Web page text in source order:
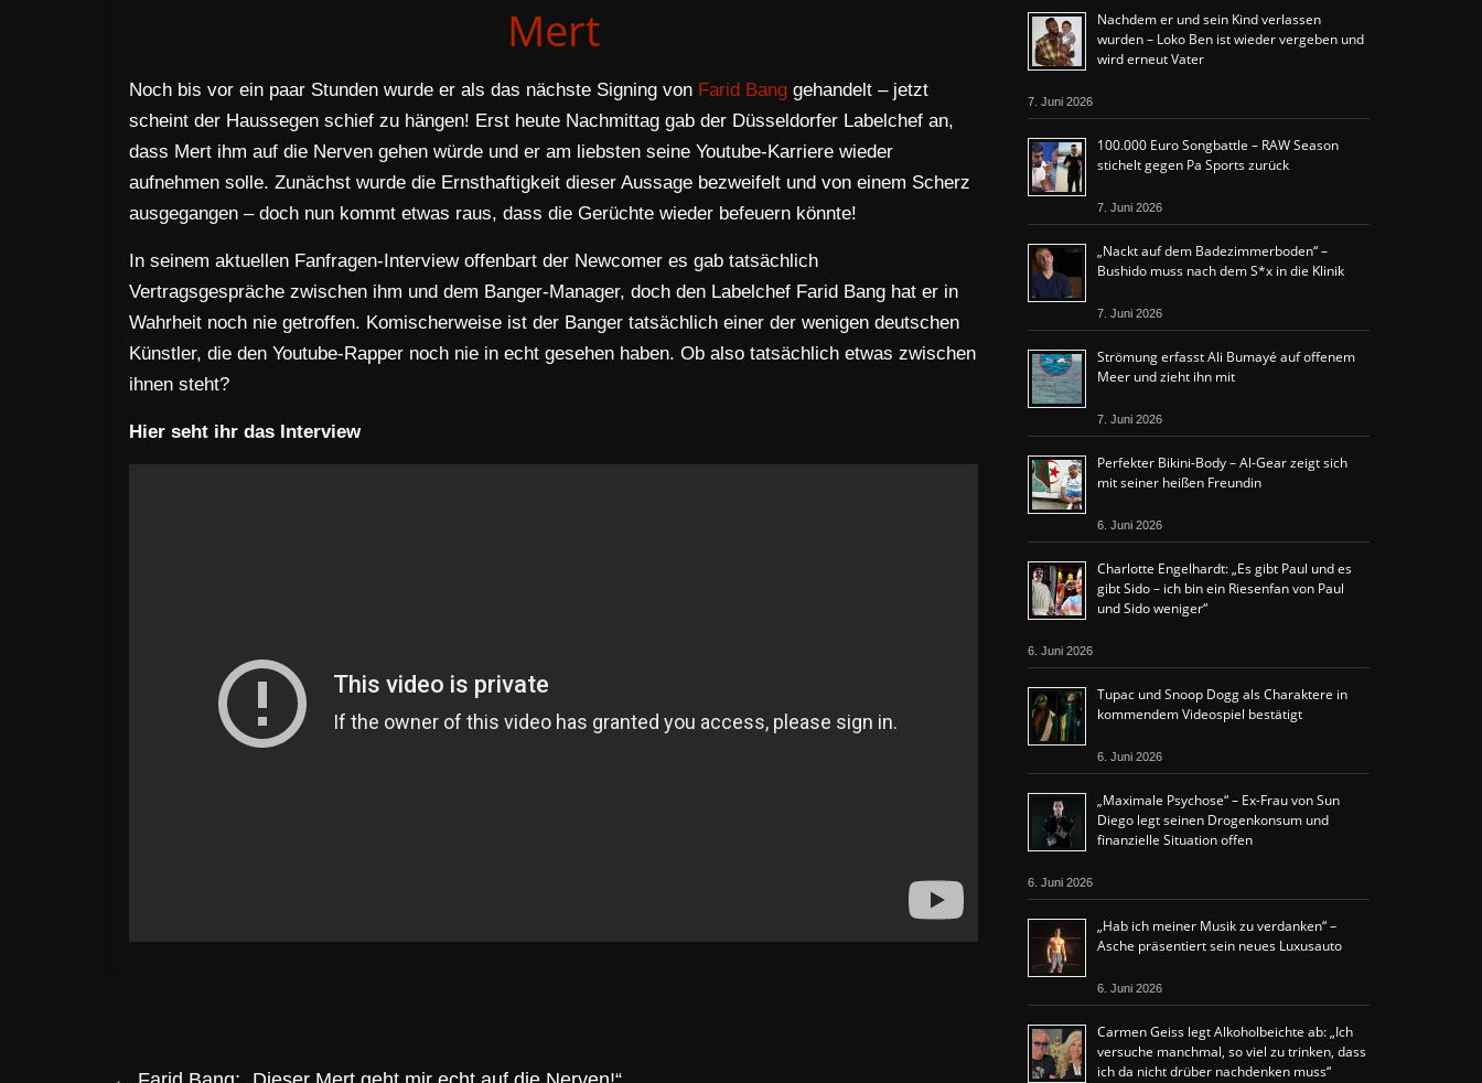
Mert
Noch bis vor ein paar Stunden wurde er als das nächste Signing von Farid Bang gehandelt – jetzt
scheint der Haussegen schief zu hängen! Erst heute Nachmittag gab der Düsseldorfer Labelchef an,
dass Mert ihm auf die Nerven gehen würde und er am liebsten seine Youtube-Karriere wieder
aufnehmen solle. Zunächst wurde die Ernsthaftigkeit dieser Aussage bezweifelt und von einem Scherz
ausgegangen – doch nun kommt etwas raus, dass die Gerüchte wieder befeuern könnte!
In seinem aktuellen Fanfragen-Interview offenbart der Newcomer es gab tatsächlich
Vertragsgespräche zwischen ihm und dem Banger-Manager, doch den Labelchef Farid Bang hat er in
Wahrheit noch nie getroffen. Komischerweise ist der Banger tatsächlich einer der wenigen deutschen
Künstler, die den Youtube-Rapper noch nie in echt gesehen haben. Ob also tatsächlich etwas zwischen
ihnen steht?
Hier seht ihr das Interview
Nachdem er und sein Kind verlassen
wurden – Loko Ben ist wieder vergeben und
wird erneut Vater
7. Juni 2026
100.000 Euro Songbattle – RAW Season
stichelt gegen Pa Sports zurück
7. Juni 2026
„Nackt auf dem Badezimmerboden“ –
Bushido muss nach dem S*x in die Klinik
7. Juni 2026
Strömung erfasst Ali Bumayé auf offenem
Meer und zieht ihn mit
7. Juni 2026
Perfekter Bikini-Body – Al-Gear zeigt sich
mit seiner heißen Freundin
6. Juni 2026
Charlotte Engelhardt: „Es gibt Paul und es
gibt Sido – ich bin ein Riesenfan von Paul
und Sido weniger“
6. Juni 2026
Tupac und Snoop Dogg als Charaktere in
kommendem Videospiel bestätigt
6. Juni 2026
„Maximale Psychose“ – Ex-Frau von Sun
Diego legt seinen Drogenkonsum und
finanzielle Situation offen
6. Juni 2026
„Hab ich meiner Musik zu verdanken“ –
Asche präsentiert sein neues Luxusauto
6. Juni 2026
Carmen Geiss legt Alkoholbeichte ab: „Ich
versuche manchmal, so viel zu trinken, dass
ich da nicht drüber nachdenken muss“